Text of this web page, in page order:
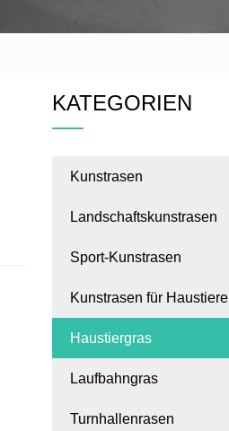
KATEGORIEN
Kunstrasen
Landschaftskunstrasen
Sport-Kunstrasen
Kunstrasen für Haustiere
Haustiergras
Laufbahngras
Turnhallenrasen